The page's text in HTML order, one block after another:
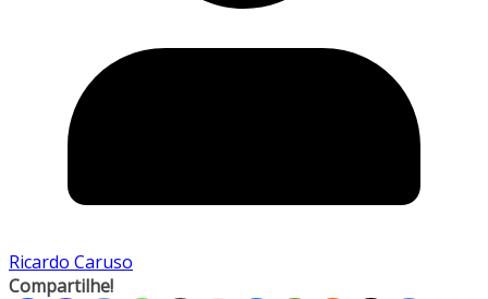
Ricardo Caruso
Compartilhe!